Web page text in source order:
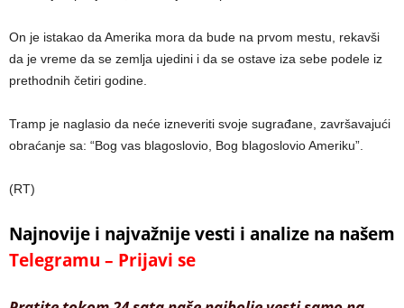
On je istakao da Amerika mora da bude na prvom mestu, rekavši
da je vreme da se zemlja ujedini i da se ostave iza sebe podele iz
prethodnih četiri godine.
Tramp je naglasio da neće izneveriti svoje sugrađane, završavajući
obraćanje sa: “Bog vas blagoslovio, Bog blagoslovio Ameriku”.
(RT)
Najnovije i najvažnije vesti i analize na našem
Telegramu – Prijavi se